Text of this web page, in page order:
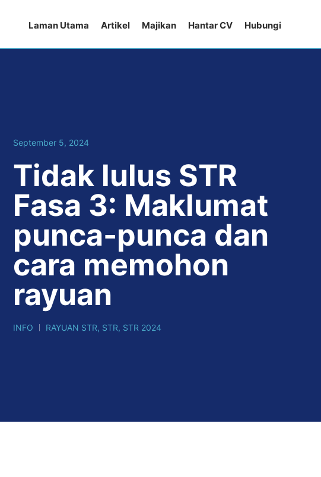
Laman Utama Artikel Majikan Hantar CV Hubungi
September 5, 2024
Tidak lulus STR
Fasa 3: Maklumat
punca-punca dan
cara memohon
rayuan
INFO RAYUAN STR, STR, STR 2024